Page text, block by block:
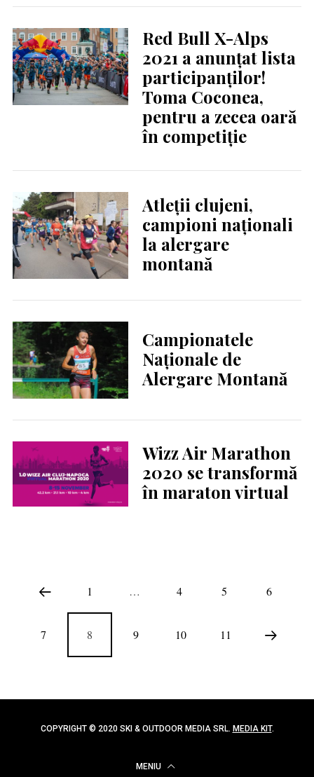
Red Bull X-Alps
2021 a anunțat lista
participanților!
Toma Coconea,
pentru a zecea oară
în competiție
Atleții clujeni,
campioni naționali
la alergare
montană
Campionatele
Naționale de
Alergare Montană
Wizz Air Marathon
2020 se transformă
în maraton virtual
1 … 4 5 6
7 8 9 10 11
COPYRIGHT © 2020 SKI & OUTDOOR MEDIA SRL. MEDIA KIT.
MENIU